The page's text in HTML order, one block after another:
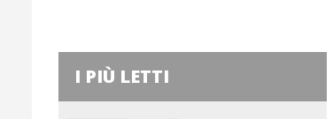
I PIÙ LETTI